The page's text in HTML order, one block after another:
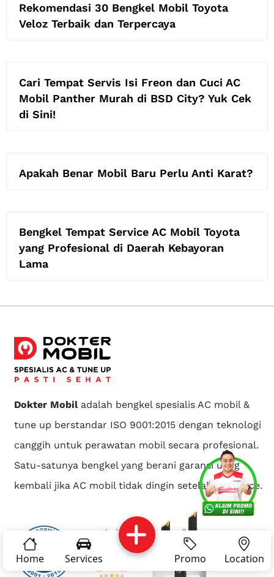
Services Promo Location About Us
Complain Reservasi Article
Home Services Promo Location
Rekomendasi 30 Bengkel Mobil Toyota
Veloz Terbaik dan Terpercaya
Cari Tempat Servis Isi Freon dan Cuci AC
Mobil Panther Murah di BSD City? Yuk Cek
di Sini!
Apakah Benar Mobil Baru Perlu Anti Karat?
Bengkel Tempat Service AC Mobil Toyota
yang Profesional di Daerah Kebayoran
Lama
Dokter Mobiladalah bengkel spesialis AC mobil &
tune up berstandar ISO 9001:2015 dengan teknologi
canggih untuk perawatan mobil secara profesional.
Satu-satunya bengkel yang berani garansi uang
kembali jika AC mobil tidak dingin setelah di service.